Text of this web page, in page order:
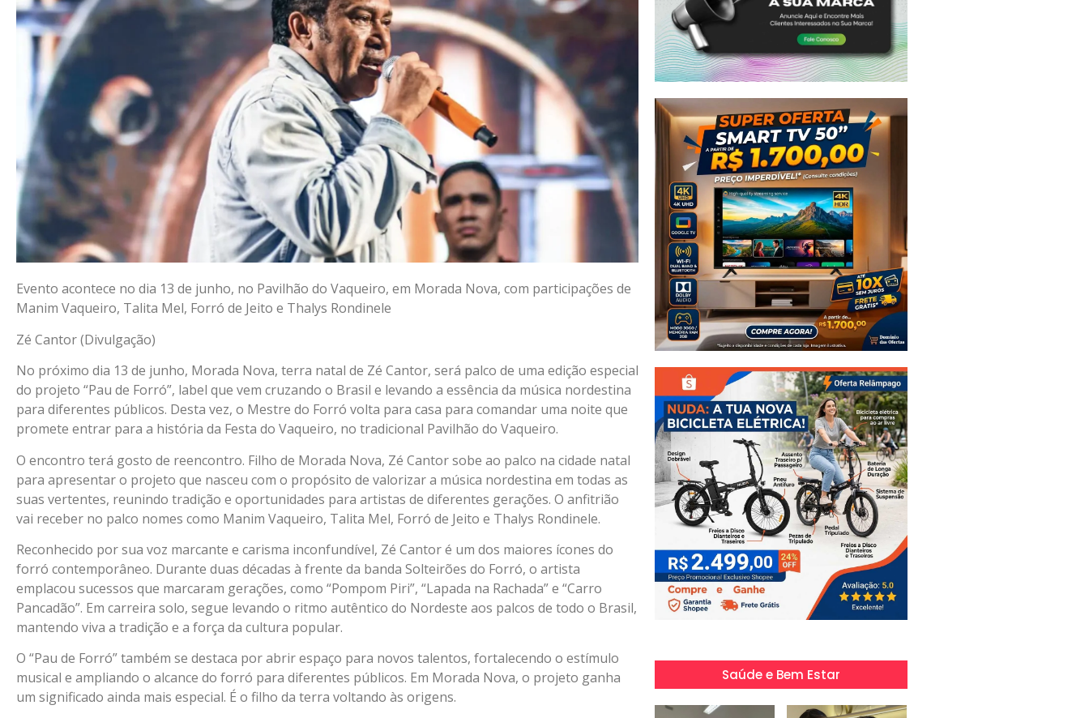
Evento acontece no dia 13 de junho, no Pavilhão do Vaqueiro, em Morada Nova, com participações de
Manim Vaqueiro, Talita Mel, Forró de Jeito e Thalys Rondinele
Zé Cantor (Divulgação)
No próximo dia 13 de junho, Morada Nova, terra natal de Zé Cantor, será palco de uma edição especial
do projeto “Pau de Forró”, label que vem cruzando o Brasil e levando a essência da música nordestina
para diferentes públicos. Desta vez, o Mestre do Forró volta para casa para comandar uma noite que
promete entrar para a história da Festa do Vaqueiro, no tradicional Pavilhão do Vaqueiro.
O encontro terá gosto de reencontro. Filho de Morada Nova, Zé Cantor sobe ao palco na cidade natal
para apresentar o projeto que nasceu com o propósito de valorizar a música nordestina em todas as
suas vertentes, reunindo tradição e oportunidades para artistas de diferentes gerações. O anfitrião
vai receber no palco nomes como Manim Vaqueiro, Talita Mel, Forró de Jeito e Thalys Rondinele.
Reconhecido por sua voz marcante e carisma inconfundível, Zé Cantor é um dos maiores ícones do
forró contemporâneo. Durante duas décadas à frente da banda Solteirões do Forró, o artista
emplacou sucessos que marcaram gerações, como “Pompom Piri”, “Lapada na Rachada” e “Carro
Pancadão”. Em carreira solo, segue levando o ritmo autêntico do Nordeste aos palcos de todo o Brasil,
mantendo viva a tradição e a força da cultura popular.
O “Pau de Forró” também se destaca por abrir espaço para novos talentos, fortalecendo o estímulo
musical e ampliando o alcance do forró para diferentes públicos. Em Morada Nova, o projeto ganha
um significado ainda mais especial. É o filho da terra voltando às origens.
Saúde e Bem Estar